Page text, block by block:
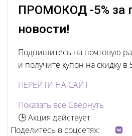
ПРОМОКОД -5% за
новости!
Подпишитесь на почтовую
и получите купон на скидку в
ПЕРЕЙТИ НА САЙТ
Показать все Свернуть
🕒 Акция действует
Поделитесь в соцсетях: